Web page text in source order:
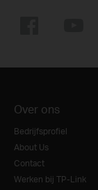
Over ons
Bedrijfsprofiel
About Us
Contact
Werken bij TP-Link